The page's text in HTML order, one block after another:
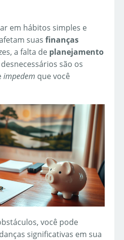
em hábitos simples e
suas finanças
a falta de planejamento
são os
impedem que você
você pode
significativas em sua